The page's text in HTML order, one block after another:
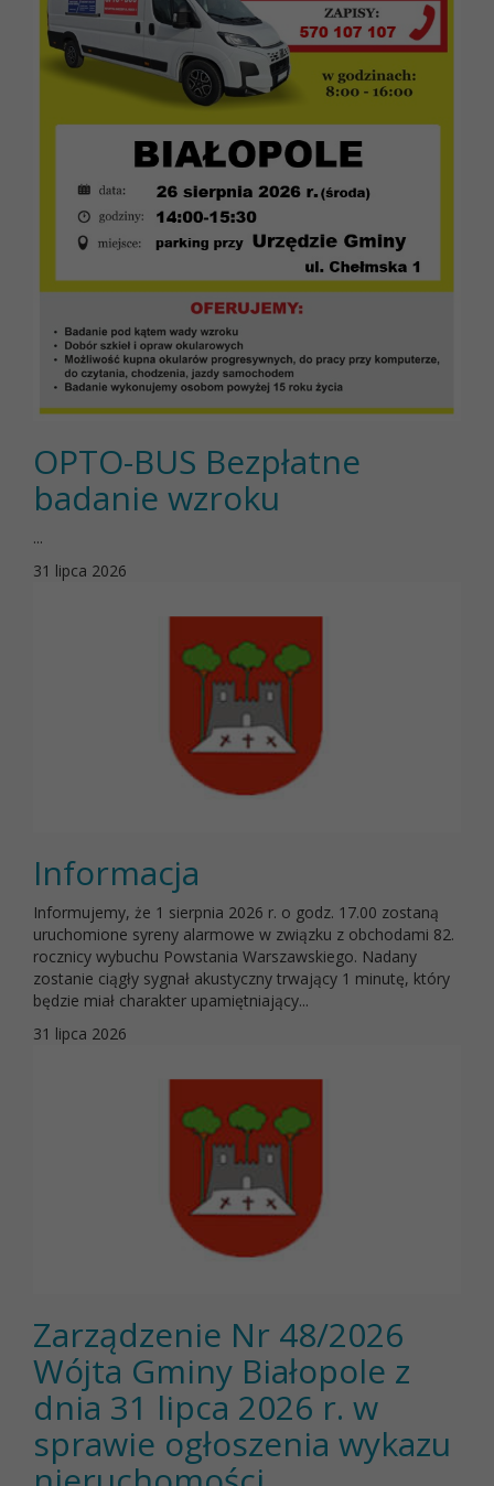
OPTO-BUS Bezpłatne
badanie wzroku
...
31 lipca 2026
Informacja
Informujemy, że 1 sierpnia 2026 r. o godz. 17.00 zostaną
uruchomione syreny alarmowe w związku z obchodami 82.
rocznicy wybuchu Powstania Warszawskiego. Nadany
zostanie ciągły sygnał akustyczny trwający 1 minutę, który
będzie miał charakter upamiętniający...
31 lipca 2026
Zarządzenie Nr 48/2026
Wójta Gminy Białopole z
dnia 31 lipca 2026 r. w
sprawie ogłoszenia wykazu